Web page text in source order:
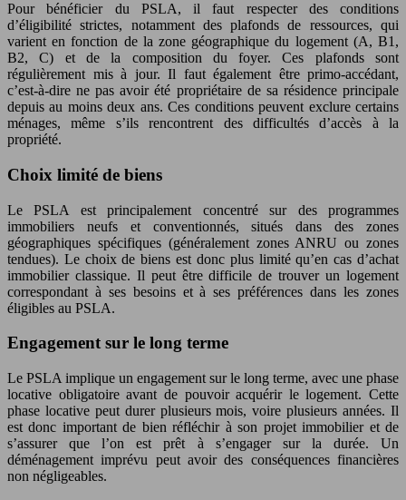
Pour bénéficier du PSLA, il faut respecter des conditions
d’éligibilité strictes, notamment des plafonds de ressources, qui
varient en fonction de la zone géographique du logement (A, B1,
B2, C) et de la composition du foyer. Ces plafonds sont
régulièrement mis à jour. Il faut également être primo-accédant,
c’est-à-dire ne pas avoir été propriétaire de sa résidence principale
depuis au moins deux ans. Ces conditions peuvent exclure certains
ménages, même s’ils rencontrent des difficultés d’accès à la
propriété.
Choix limité de biens
Le PSLA est principalement concentré sur des programmes
immobiliers neufs et conventionnés, situés dans des zones
géographiques spécifiques (généralement zones ANRU ou zones
tendues). Le choix de biens est donc plus limité qu’en cas d’achat
immobilier classique. Il peut être difficile de trouver un logement
correspondant à ses besoins et à ses préférences dans les zones
éligibles au PSLA.
Engagement sur le long terme
Le PSLA implique un engagement sur le long terme, avec une phase
locative obligatoire avant de pouvoir acquérir le logement. Cette
phase locative peut durer plusieurs mois, voire plusieurs années. Il
est donc important de bien réfléchir à son projet immobilier et de
s’assurer que l’on est prêt à s’engager sur la durée. Un
déménagement imprévu peut avoir des conséquences financières
non négligeables.